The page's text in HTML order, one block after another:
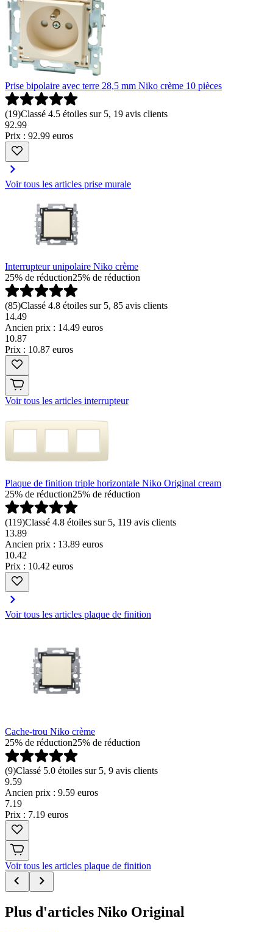
Prise bipolaire avec terre 28,5 mm Niko crème 10 pièces
(19)Classé 4.5 étoiles sur 5, 19 avis clients
92.99
Prix : 92.99 euros
Voir tous les articles prise murale
Interrupteur unipolaire Niko crème
25% de réduction25% de réduction
(85)Classé 4.8 étoiles sur 5, 85 avis clients
14.49
Ancien prix : 14.49 euros
10.87
Prix : 10.87 euros
Voir tous les articles interrupteur
Plaque de finition triple horizontale Niko Original cream
25% de réduction25% de réduction
(119)Classé 4.8 étoiles sur 5, 119 avis clients
13.89
Ancien prix : 13.89 euros
10.42
Prix : 10.42 euros
Voir tous les articles plaque de finition
Cache-trou Niko crème
25% de réduction25% de réduction
(9)Classé 5.0 étoiles sur 5, 9 avis clients
9.59
Ancien prix : 9.59 euros
7.19
Prix : 7.19 euros
Voir tous les articles plaque de finition
Plus d'articles Niko Original